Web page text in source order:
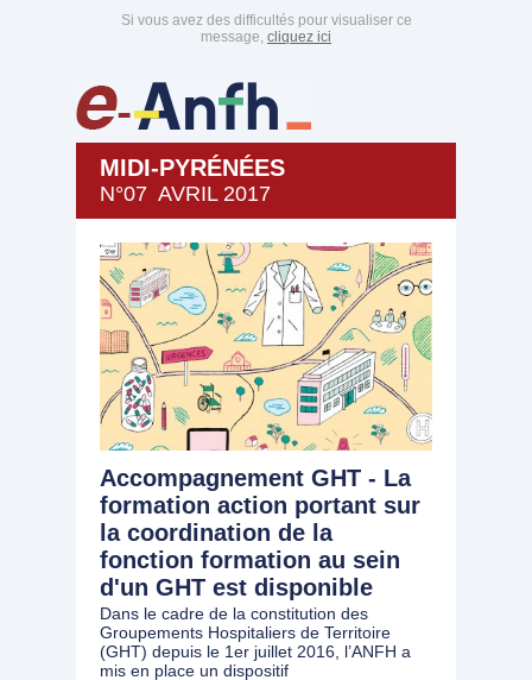
Si vous avez des difficultés pour visualiser ce
message, cliquez ici
MIDI-PYRÉNÉES
N°07 AVRIL 2017
Accompagnement GHT - La
formation action portant sur
la coordination de la
fonction formation au sein
d'un GHT est disponible
Dans le cadre de la constitution des
Groupements Hospitaliers de Territoire
(GHT) depuis le 1er juillet 2016, l’ANFH a
mis en place un dispositif